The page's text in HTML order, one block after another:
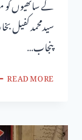
سیدمحمد کفیل
پنجاب…
READ MORE